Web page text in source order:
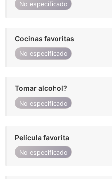
No especificado
Cocinas favoritas
No especificado
Tomar alcohol?
No especificado
Película favorita
No especificado